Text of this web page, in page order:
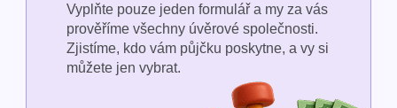
Vyplňte pouze jeden formulář a my za vás
prověříme všechny úvěrové společnosti.
Zjistíme, kdo vám půjčku poskytne, a vy si
můžete jen vybrat.